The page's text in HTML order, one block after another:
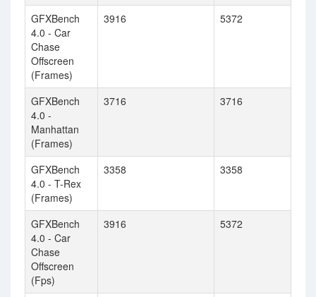
GFXBench
4.0 - Car
Chase
Offscreen
(Frames)
3916 5372
GFXBench
4.0 -
Manhattan
(Frames)
3716 3716
GFXBench
4.0 - T-Rex
(Frames)
3358 3358
GFXBench
4.0 - Car
Chase
Offscreen
(Fps)
3916 5372